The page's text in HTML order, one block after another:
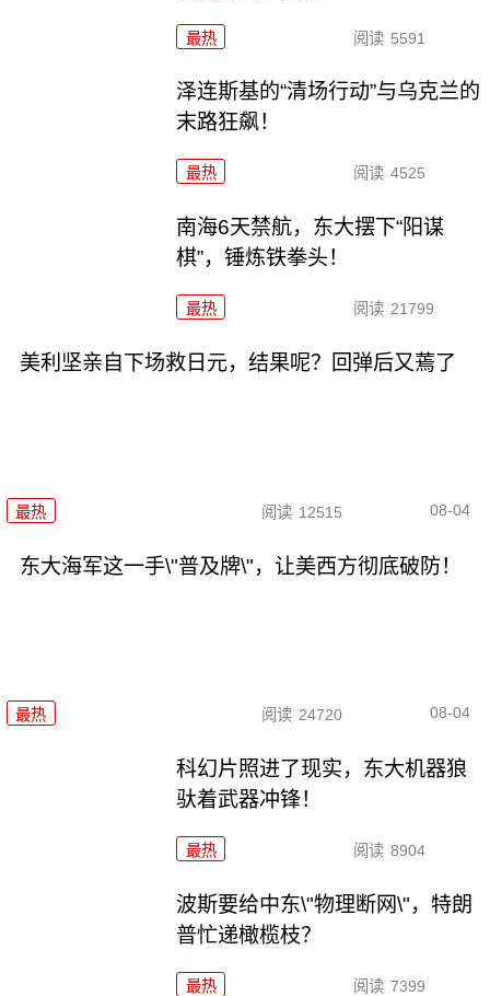
最热 阅读 5591
泽连斯基的“清场行动”与乌克兰的
末路狂飙！
最热 阅读 4525
南海6天禁航，东大摆下“阳谋
棋”，锤炼铁拳头！
最热 阅读 21799
美利坚亲自下场救日元，结果呢？回弹后又蔫了
最热 阅读 12515 08-04
东大海军这一手\"普及牌\"，让美西方彻底破防！
最热 阅读 24720 08-04
科幻片照进了现实，东大机器狼
驮着武器冲锋！
最热 阅读 8904
波斯要给中东\"物理断网\"，特朗
普忙递橄榄枝？
最热 阅读 7399